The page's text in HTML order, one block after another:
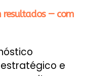
resultados — com
e